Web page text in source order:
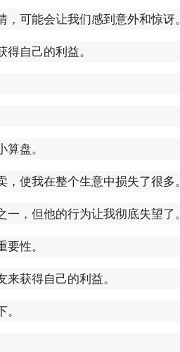
可能会让我们感到意外和惊讶。
自己的利益。
盘。
使我在整个生意中损失了很多。
，但他的行为让我彻底失望了。
性。
获得自己的利益。